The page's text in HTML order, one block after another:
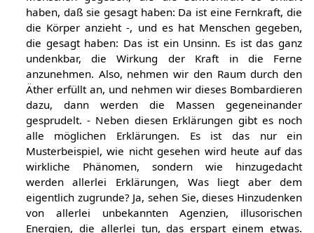
haben, daß sie gesagt haben: Da ist eine Fernkraft, die
die Körper anzieht -, und es hat Menschen gegeben,
die gesagt haben: Das ist ein Unsinn. Es ist das ganz
undenkbar, die Wirkung der Kraft in die Ferne
anzunehmen. Also, nehmen wir den Raum durch den
Äther erfüllt an, und nehmen wir dieses Bombardieren
dazu, dann werden die Massen gegeneinander
gesprudelt. - Neben diesen Erklärungen gibt es noch
alle möglichen Erklärungen. Es ist das nur ein
Musterbeispiel, wie nicht gesehen wird heute auf das
wirkliche Phänomen, sondern wie hinzugedacht
werden allerlei Erklärungen, Was liegt aber dem
eigentlich zugrunde? Ja, sehen Sie, dieses Hinzudenken
von allerlei unbekannten Agenzien, illusorischen
Energien, die allerlei tun, das erspart einem etwas.